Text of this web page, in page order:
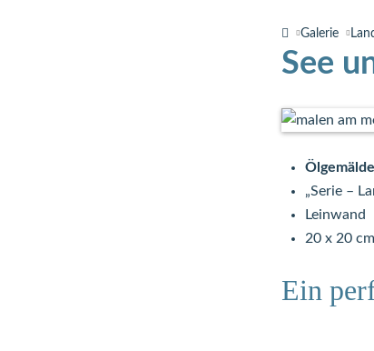
Galerie
See
Ölgemälde
„Serie –
Leinwand
20 x 20 cm
Ein